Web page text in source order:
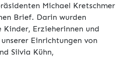
Michael Kretschmer
Brief. Darin wurden
Erzieherinnen und
Einrichtungen von
Silvia Kühn,